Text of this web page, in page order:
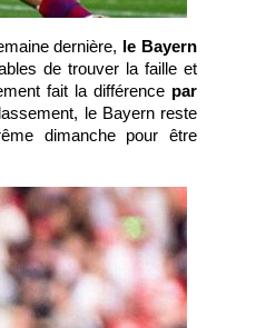
dernière, le Bayern
de trouver la faille et
fait la différence par
le Bayern reste
dimanche pour être